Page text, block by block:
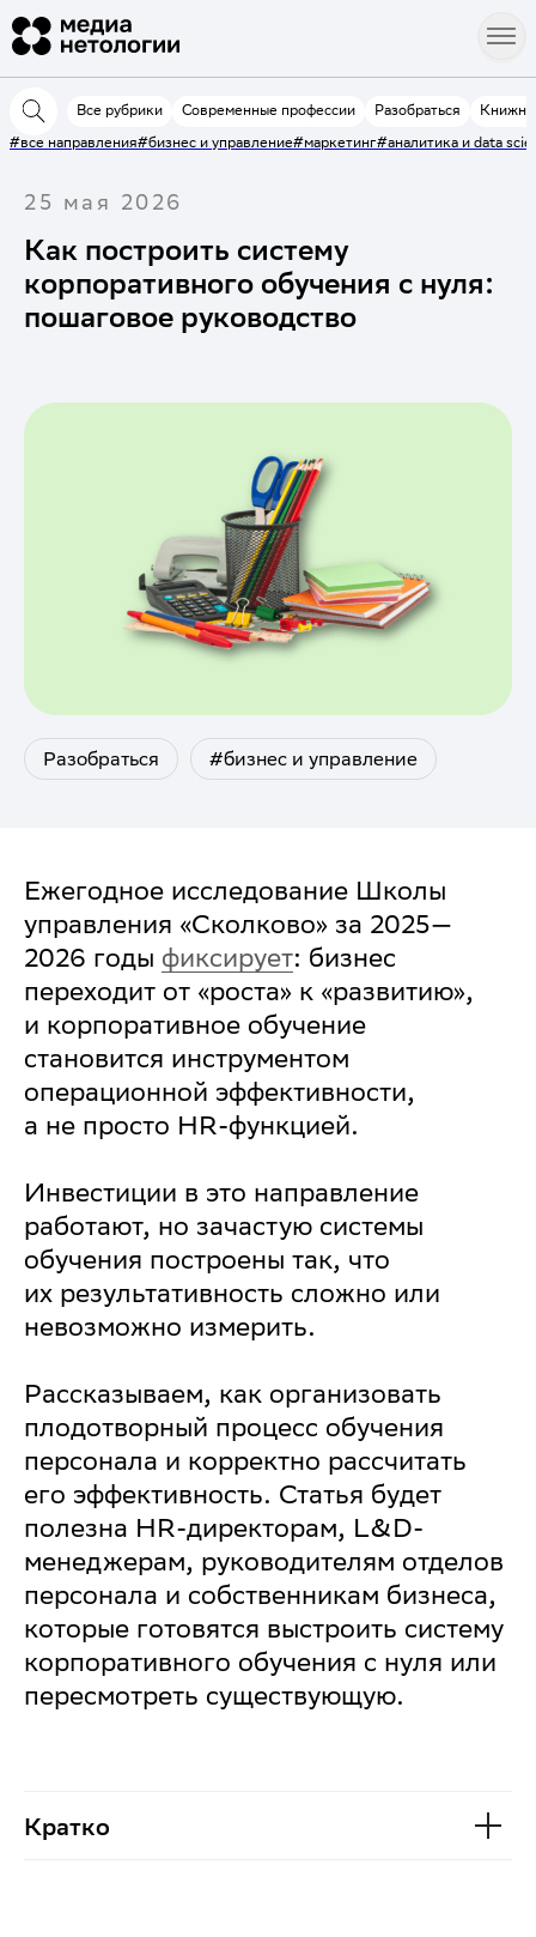
Все рубрики Современные профессии Разобраться
#все направления#бизнес и управление#маркетинг#аналитика и data
25 мая 2026
Как построить систему
корпоративного обучения с нуля:
пошаговое руководство
Разобраться #бизнес и управление
Ежегодное исследование Школы
управления «Сколково» за 2025—
2026 годы фиксирует: бизнес
переходит от «роста» к «развитию»,
и корпоративное обучение
становится инструментом
операционной эффективности,
а не просто HR-функцией.
Инвестиции в это направление
работают, но зачастую системы
обучения построены так, что
их результативность сложно или
невозможно измерить.
Рассказываем, как организовать
плодотворный процесс обучения
персонала и корректно рассчитать
его эффективность. Статья будет
полезна HR-директорам, L&D-
менеджерам, руководителям отделов
персонала и собственникам бизнеса,
которые готовятся выстроить систему
корпоративного обучения с нуля или
пересмотреть существующую.
Кратко